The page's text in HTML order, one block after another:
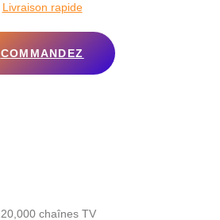
Livraison rapide
COMMANDEZ
chaînes TV